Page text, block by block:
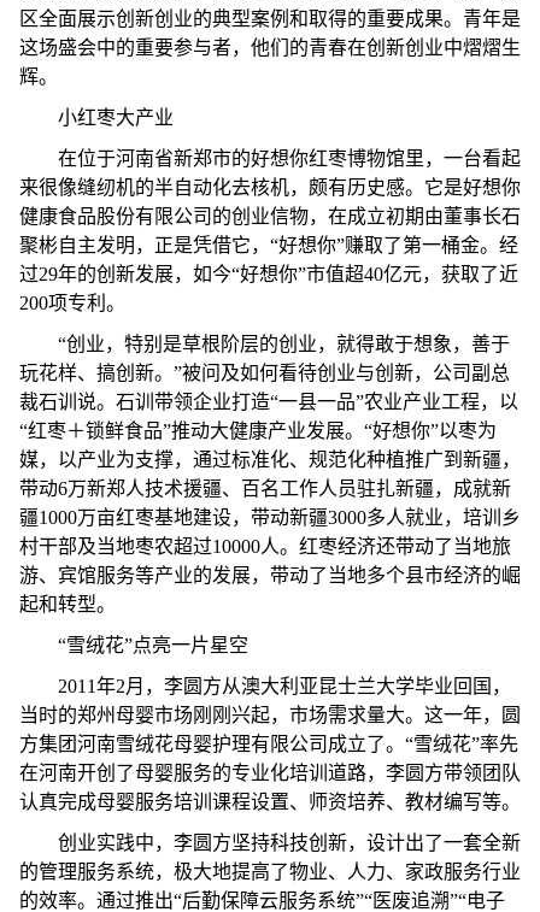
区全面展示创新创业的典型案例和取得的重要成果。青年是
这场盛会中的重要参与者，他们的青春在创新创业中熠熠生
辉。
小红枣大产业
在位于河南省新郑市的好想你红枣博物馆里，一台看起
来很像缝纫机的半自动化去核机，颇有历史感。它是好想你
健康食品股份有限公司的创业信物，在成立初期由董事长石
聚彬自主发明，正是凭借它，“好想你”赚取了第一桶金。经
过29年的创新发展，如今“好想你”市值超40亿元，获取了近
200项专利。
“创业，特别是草根阶层的创业，就得敢于想象，善于
玩花样、搞创新。”被问及如何看待创业与创新，公司副总
裁石训说。石训带领企业打造“一县一品”农业产业工程，以
“红枣＋锁鲜食品”推动大健康产业发展。“好想你”以枣为
媒，以产业为支撑，通过标准化、规范化种植推广到新疆，
带动6万新郑人技术援疆、百名工作人员驻扎新疆，成就新
疆1000万亩红枣基地建设，带动新疆3000多人就业，培训乡
村干部及当地枣农超过10000人。红枣经济还带动了当地旅
游、宾馆服务等产业的发展，带动了当地多个县市经济的崛
起和转型。
“雪绒花”点亮一片星空
2011年2月，李圆方从澳大利亚昆士兰大学毕业回国，
当时的郑州母婴市场刚刚兴起，市场需求量大。这一年，圆
方集团河南雪绒花母婴护理有限公司成立了。“雪绒花”率先
在河南开创了母婴服务的专业化培训道路，李圆方带领团队
认真完成母婴服务培训课程设置、师资培养、教材编写等。
创业实践中，李圆方坚持科技创新，设计出了一套全新
的管理服务系统，极大地提高了物业、人力、家政服务行业
的效率。通过推出“后勤保障云服务系统”“医废追溯”“电子